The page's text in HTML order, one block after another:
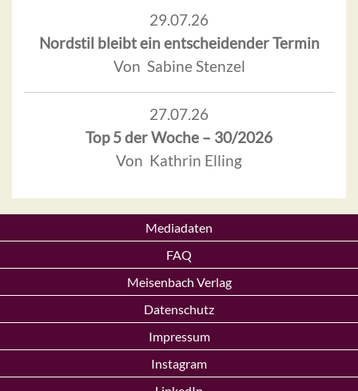
29.07.26
Nordstil bleibt ein entscheidender Termin
Von Sabine Stenzel
27.07.26
Top 5 der Woche – 30/2026
Von Kathrin Elling
Mediadaten
FAQ
Meisenbach Verlag
Datenschutz
Impressum
Instagram